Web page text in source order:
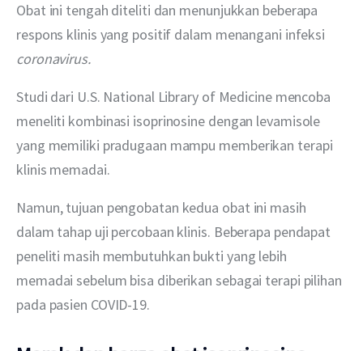
Obat ini tengah diteliti dan menunjukkan beberapa
respons klinis yang positif dalam menangani infeksi
coronavirus.
Studi dari U.S. National Library of Medicine mencoba
meneliti kombinasi isoprinosine dengan levamisole
yang memiliki pradugaan mampu memberikan terapi
klinis memadai.
Namun, tujuan pengobatan kedua obat ini masih
dalam tahap uji percobaan klinis. Beberapa pendapat
peneliti masih membutuhkan bukti yang lebih
memadai sebelum bisa diberikan sebagai terapi pilihan
pada pasien COVID-19.